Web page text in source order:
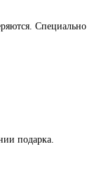
Специально
подарка.